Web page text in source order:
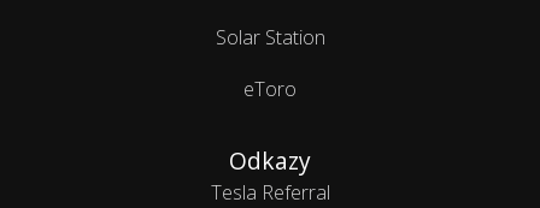
Solar Station
eToro
Odkazy
Tesla Referral